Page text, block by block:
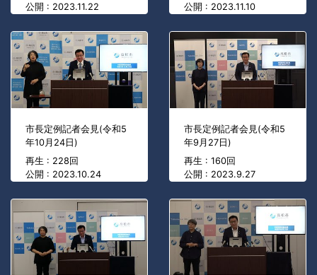
公開 : 2023.11.22
公開 : 2023.11.10
市長定例記者会見(令和5
年10月24日)
再生 : 228回
公開 : 2023.10.24
市長定例記者会見(令和5
年9月27日)
再生 : 160回
公開 : 2023.9.27